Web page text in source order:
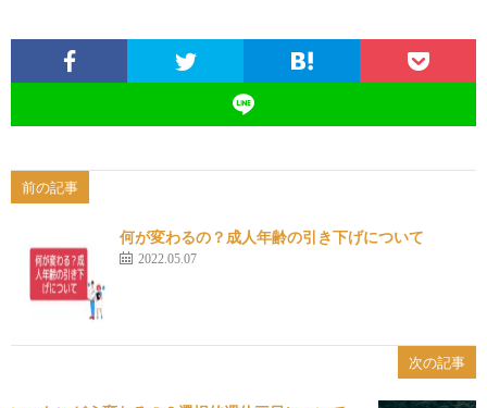
前の記事
何が変わるの？成人年齢の引き下げについて
2022.05.07
次の記事